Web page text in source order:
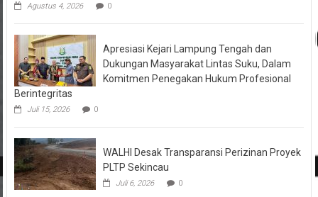
Agustus 4, 2026 0
Apresiasi Kejari Lampung Tengah dan
Dukungan Masyarakat Lintas Suku, Dalam
Komitmen Penegakan Hukum Profesional
Berintegritas
Juli 15, 2026 0
WALHI Desak Transparansi Perizinan Proyek
PLTP Sekincau
Juli 6, 2026 0